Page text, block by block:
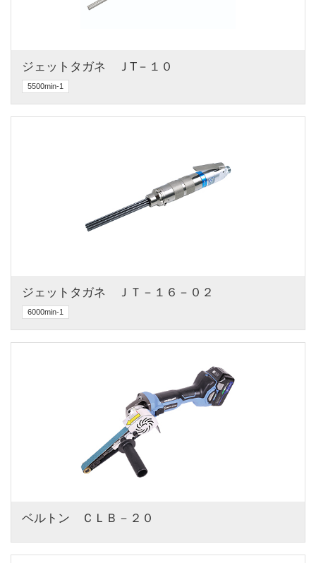
ジェットタガネ　ＪT－１０
5500min-1
ジェットタガネ　ＪＴ－１６－０２
6000min-1
ベルトン　ＣＬＢ－２０